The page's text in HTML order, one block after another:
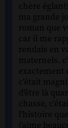
chère
ma grande
roman que
car il me
rendais en
maternels.
exactement
c'était
d'être là
chasse,
l'histoire
j'aime